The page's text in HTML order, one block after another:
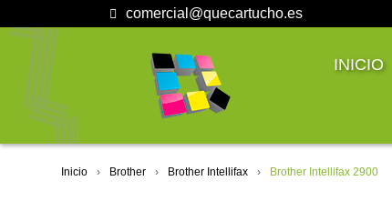
comercial@quecartucho.es
INICIO
Inicio Brother Brother Intellifax Brother Intellifax 2900